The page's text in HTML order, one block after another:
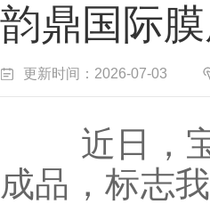
韵鼎国际
更新时间：2026-07-03
近日，宝
成品，标志